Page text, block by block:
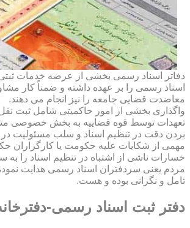
دفاتر اسناد رسمی بخشی از عرضه خدمات
اسناد رسمی را بر عهده داشته و ضمناً کار
معاضدت قضایی جامعه را نیز انجام می دهند.
واگذاری بخشی از امور حاکمیتی شامل ثبت نقل
تعهدات توسط قوه قضاییه به بخش خصوصی
بردن دقت در تنظیم اسناد و سلب مسئولیت
مهمی از شکایات علیه حکومت یا کارگزاران
خسارات ناشی از اشتباه در تنظیم اسناد را
مردم یعنی سردفتران اسناد رسمی هدایت
تامل و نگرانی بوده و هست.
دفتر ثبت اسناد رسمی-